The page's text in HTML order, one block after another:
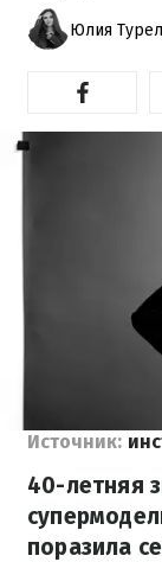
Юлия
Источник:
40-летняя
поразила